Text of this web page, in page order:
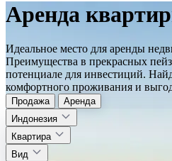
Аренда
Идеальное место для аренды
Преимущества в прекрасных
потенциале для инвестиций.
комфортного проживания и
Продажа
Аренда
Индонезия
Квартира
Вид